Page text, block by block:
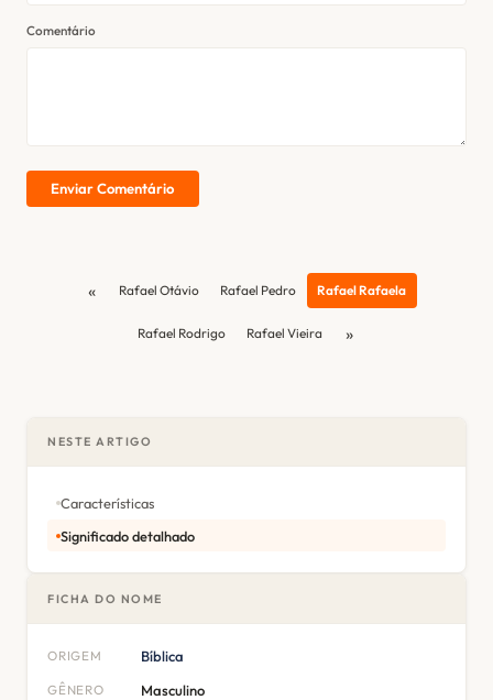
Comentário
Enviar Comentário
« Rafael Otávio Rafael Pedro Rafael Rafaela
Rafael Rodrigo Rafael Vieira »
NESTE ARTIGO
Características
Significado detalhado
FICHA DO NOME
ORIGEM Bíblica
GÊNERO Masculino